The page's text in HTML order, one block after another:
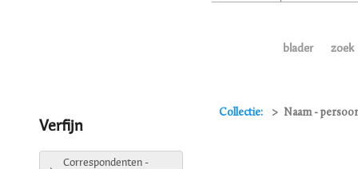
blader zoek
Collectie: Naam -
Verfijn
Correspondenten -